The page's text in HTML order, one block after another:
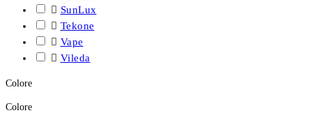
 SunLux
 Tekone
 Vape
 Vileda
Colore
Colore